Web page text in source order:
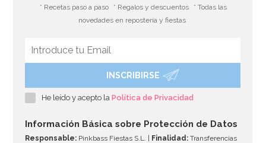
Cupcake Combo Bosque encantado
* Recetas paso a paso * Regalos y descuentos
* Todas las
novedades en repostería y fiestas
INSCRIBIRSE
He leído y acepto laPolítica de Privacidad
Información Básica sobre Protección de Datos
Responsable: Pinkbass Fiestas S.L. | Finalidad: Transferencias